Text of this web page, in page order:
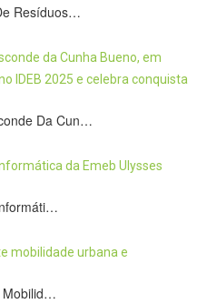
Resíduos…
Da Cun…
Mobilid…